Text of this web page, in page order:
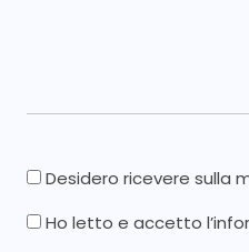
Desidero ricevere sulla
Ho letto e accetto l’